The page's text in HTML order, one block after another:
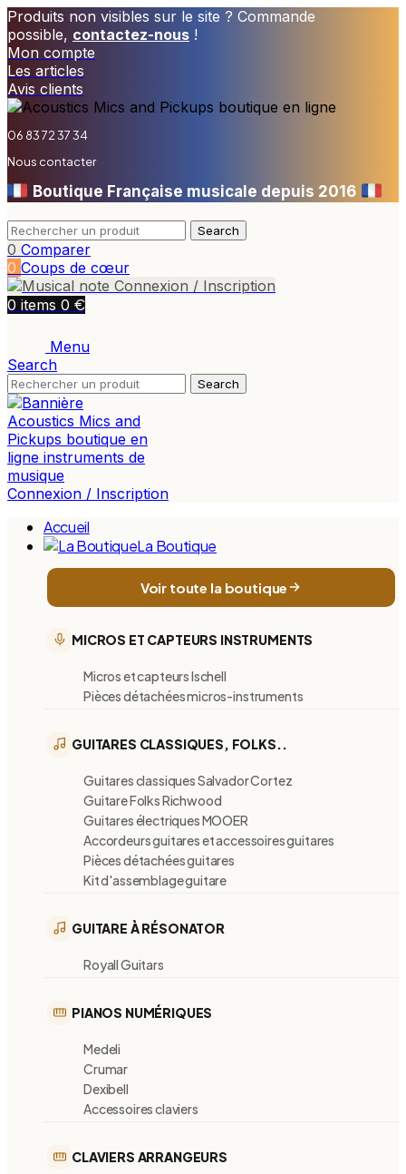
Produits non visibles sur le site ? Commande
possible, contactez-nous !
Mon compte
Les articles
Avis clients
06 83 72 37 34
Nous contacter
Boutique Française musicale depuis 2016
Search
0 Comparer
0 Coups de cœur
Connexion / Inscription
0 items 0 €
Menu
Search
Search
Connexion / Inscription
Accueil
La Boutique
Voir toute la boutique
MICROS ET CAPTEURS INSTRUMENTS
Micros et capteurs Ischell
Pièces détachées micros-instruments
GUITARES CLASSIQUES, FOLKS..
Guitares classiques Salvador Cortez
Guitare Folks Richwood
Guitares électriques MOOER
Accordeurs guitares et accessoires guitares
Pièces détachées guitares
Kit d'assemblage guitare
GUITARE À RÉSONATOR
Royall Guitars
PIANOS NUMÉRIQUES
Medeli
Crumar
Dexibell
Accessoires claviers
CLAVIERS ARRANGEURS